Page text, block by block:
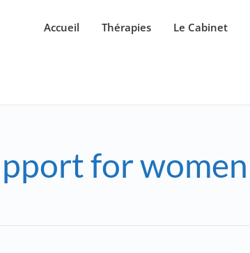
Accueil Thérapies Le Cabinet
for women